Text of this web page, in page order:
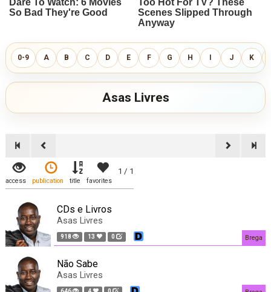
0-9 A B C D E F G H I J K
Asas Livres
1 / 1
access publication title favorites
CDs e Livros
Asas Livres
918 13 0 Brega
Não Sabe
Asas Livres